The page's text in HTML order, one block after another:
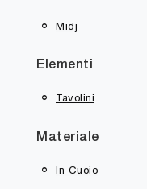
Midj
Elementi
Tavolini
Materiale
In Cuoio